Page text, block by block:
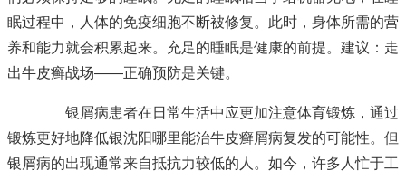
眠过程中，人体的免疫细胞不断被修复。此时，身体所需的营
养和能力就会积累起来。充足的睡眠是健康的前提。建议：走
出牛皮癣战场——正确预防是关键。
银屑病患者在日常生活中应更加注意体育锻炼，通过
锻炼更好地降低银沈阳哪里能治牛皮癣屑病复发的可能性。但
银屑病的出现通常来自抵抗力较低的人。如今，许多人忙于工